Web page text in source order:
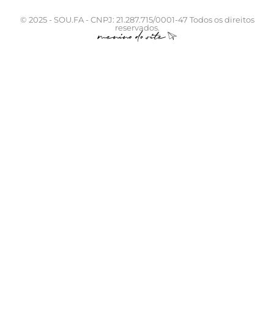
© 2025 - SOU.FA - CNPJ: 21.287.715/0001-47 Todos os direitos
reservados.